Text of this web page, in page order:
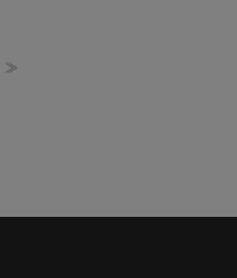
»